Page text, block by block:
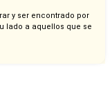
y ser encontrado por
lado a aquellos que se